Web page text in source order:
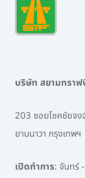
บริษัท สยามทรา
203 ซอยโชคชัยจง
ยานนาวา กรุงเทพ
เปิดทำการ: จันทร์